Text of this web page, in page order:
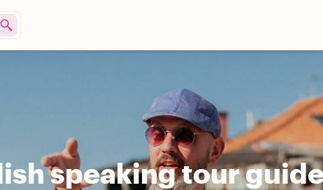
speaking tour